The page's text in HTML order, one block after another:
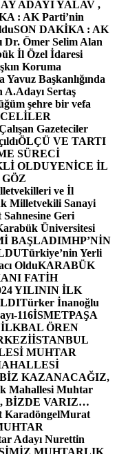
ADAYI YALAV ,
: AK Parti’nin
SON DAKİKA : AK
Dr. Ömer Selim Alan
İl Özel İdaresi
Koruma
Başkanlığında
A.Adayı Sertaş
şehre bir vefa
Gazeteciler
ÖLÇÜ VE TARTI
SÜRECİ
OLDUYENİCE İL
ve İl
Milletvekili Sanayi
Sahnesine Geri
Üniversitesi
BAŞLADIMHP’NİN
Türkiye’nin Yerli
OlduKARABÜK
FATİH
YILININ İLK
Türker İnanoğlu
116İSMETPAŞA
İLKBAL ÖREN
İSTANBUL
MUHTAR
KAZANACAĞIZ,
Mahallesi Muhtar
BİZDE VARIZ…
KaradöngelMurat
Adayı Nurettin
MUHTARLIK